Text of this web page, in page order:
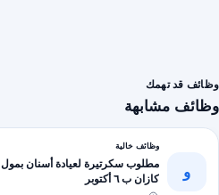
وظائف قد تهمك
وظائف مشابهة
و
وظائف خالية
مطلوب سكرتيرة لعيادة أسنان بمول
كازان ب ٦ أكتوبر